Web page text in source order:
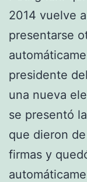
2014 vuelve
presentarse
presidente
una nueva
se presentó
que dieron
firmas y